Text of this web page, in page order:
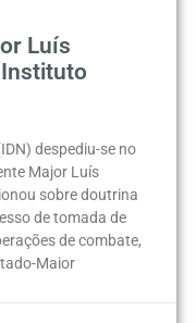
Luís
Instituto
despediu-se no
Major Luís
sobre doutrina
de tomada de
de combate,
Maior